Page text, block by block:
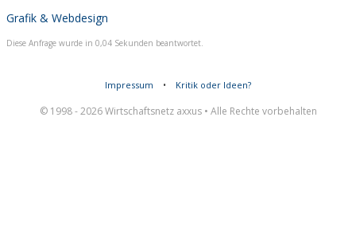
Grafik & Webdesign
Diese Anfrage wurde in 0,04 Sekunden beantwortet.
Impressum • Kritik oder Ideen?
© 1998 - 2026 Wirtschaftsnetz axxus • Alle Rechte vorbehalten